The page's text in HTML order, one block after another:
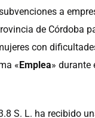
a
de Córdoba
con
«Emplea» durante
S. L. ha recibido